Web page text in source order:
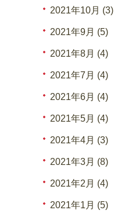
2021年10月 (3)
2021年9月 (5)
2021年8月 (4)
2021年7月 (4)
2021年6月 (4)
2021年5月 (4)
2021年4月 (3)
2021年3月 (8)
2021年2月 (4)
2021年1月 (5)